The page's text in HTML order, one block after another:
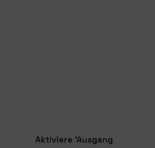
Aktiviere 'Ausgang